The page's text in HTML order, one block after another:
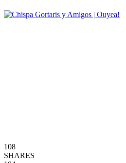
108
SHARES